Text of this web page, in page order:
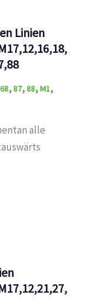
Linien
68,87,88,M1,
alle